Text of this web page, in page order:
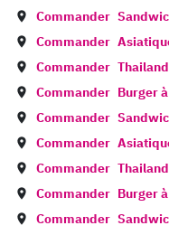
Commander
Commander
Commander
Commander Burger à
Commander
Commander
Commander
Commander Burger à
Commander